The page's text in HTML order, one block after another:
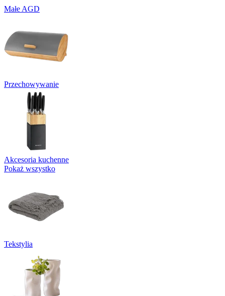
Małe AGD
Przechowywanie
Akcesoria kuchenne
Pokaż wszystko
Tekstylia